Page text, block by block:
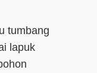
tumbang
lapuk